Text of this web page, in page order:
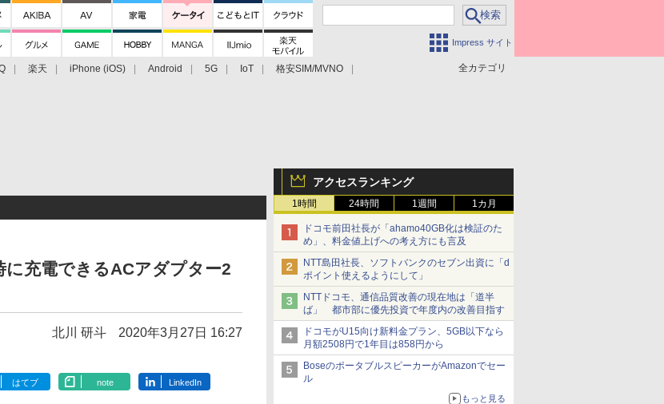
Impress サイト
全カテゴリ
楽天 iPhone (iOS) Android 5G IoT
格安SIM/MVNO
アクセスランキング
1時間 24時間 1週間 1カ月
ドコモ前田社長が「ahamo40GB化は検証のた
め」、料金値上げへの考え方にも言及
NTT島田社長、ソフトバンクのセブン出資に「d
ポイント使えるようにして」
NTTドコモ、通信品質改善の現在地は「道半
ば」 都市部に優先投資で年度内の改善目指す
ドコモがU15向け新料金プラン、5GB以下なら
月額2508円で1年目は858円から
BoseのポータブルスピーカーがAmazonでセー
ル
もっと見る
充電できるACアダプター2
北川 研斗 2020年3月27日 16:27
はてブ note LinkedIn